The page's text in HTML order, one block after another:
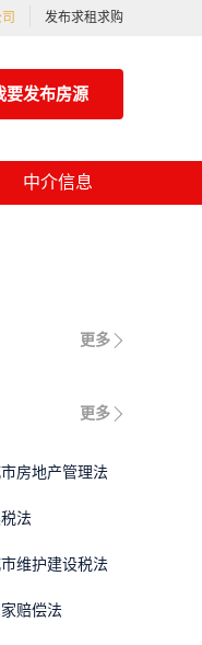
发布求租求购
要发布房源
中介信息
更多
更多
市房地产管理法
税法
市维护建设税法
家赔偿法